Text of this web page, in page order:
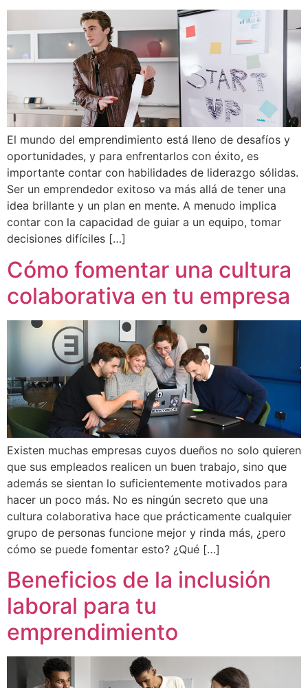
El mundo del emprendimiento está lleno de desafíos y
oportunidades, y para enfrentarlos con éxito, es
importante contar con habilidades de liderazgo sólidas.
Ser un emprendedor exitoso va más allá de tener una
idea brillante y un plan en mente. A menudo implica
contar con la capacidad de guiar a un equipo, tomar
decisiones difíciles […]
Cómo fomentar una cultura
colaborativa en tu empresa
Existen muchas empresas cuyos dueños no solo quieren
que sus empleados realicen un buen trabajo, sino que
además se sientan lo suficientemente motivados para
hacer un poco más. No es ningún secreto que una
cultura colaborativa hace que prácticamente cualquier
grupo de personas funcione mejor y rinda más, ¿pero
cómo se puede fomentar esto? ¿Qué […]
Beneficios de la inclusión
laboral para tu
emprendimiento